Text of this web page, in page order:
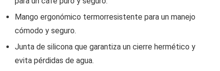
Mango ergonómico termorresistente para un manejo
cómodo y seguro.
Junta de silicona que garantiza un cierre hermético y
evita pérdidas de agua.